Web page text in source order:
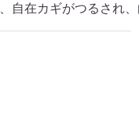
自在カギがつるされ